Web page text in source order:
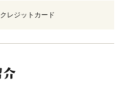
クレジットカード